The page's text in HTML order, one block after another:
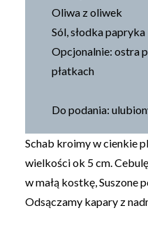
Oliwa z oliwek
Sól, słodka papryka
Opcjonalnie: ostra
płatkach
Do podania:
Schab kroimy w cienkie
wielkości ok 5 cm.
w małą kostkę, Suszone
Odsączamy kapary z